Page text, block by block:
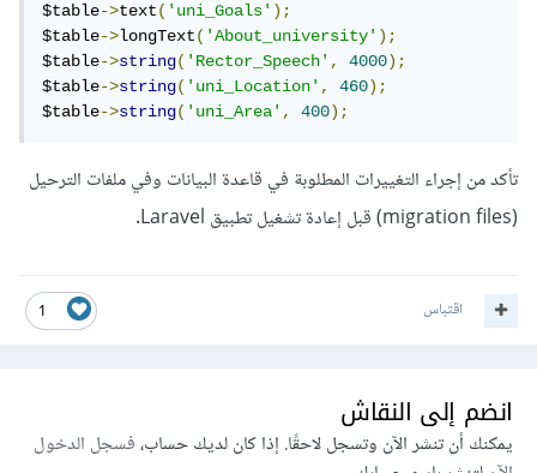
$table->text('uni_Goals');
$table->longText('About_university');
$table->string('Rector_Speech', 4000);
$table->string('uni_Location', 460);
$table->string('uni_Area', 400);
تأكد من إجراء التغييرات المطلوبة في قاعدة البيانات وفي ملفات الترحيل
1 اقتباس
انضم إلى النقاش
يمكنك أن تنشر الآن وتسجل لاحقًا. إذا كان لديك حساب،فسجل الدخول